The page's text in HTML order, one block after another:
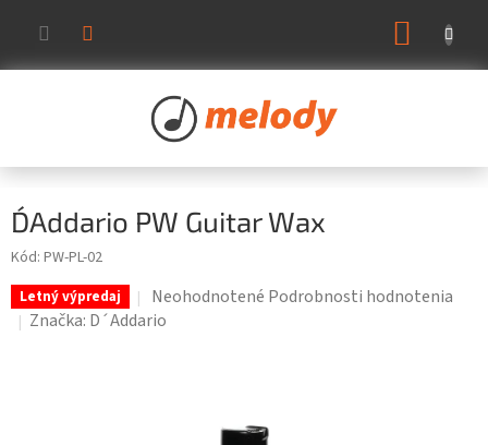
obsah
D´Addario PW Guitar Wax
Kód: PW-PL-02
Letný výpredaj
Priemerné
hodnotenie
Neohodnotené Podrobnosti hodnotenia
Značka: D´Addario